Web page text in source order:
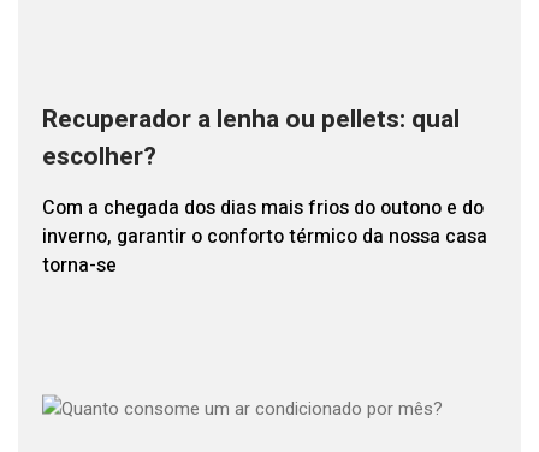
Recuperador a lenha ou pellets: qual
escolher?
Com a chegada dos dias mais frios do outono e do
inverno, garantir o conforto térmico da nossa casa
torna-se